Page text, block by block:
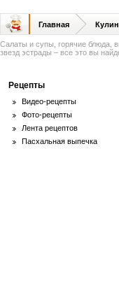
Главная
Салаты и супы, горячие блюда,
звезд эстрады – все это вы
Рецепты
Видео-рецепты
Фото-рецепты
Лента рецептов
Пасхальная выпечка